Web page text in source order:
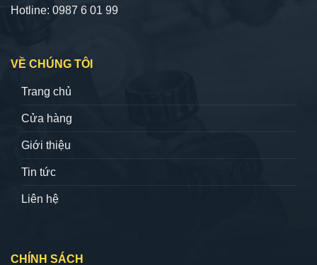
Hotline: 0987 6 01 99
VỀ CHÚNG TÔI
Trang chủ
Cửa hàng
Giới thiệu
Tin tức
Liên hệ
CHÍNH SÁCH